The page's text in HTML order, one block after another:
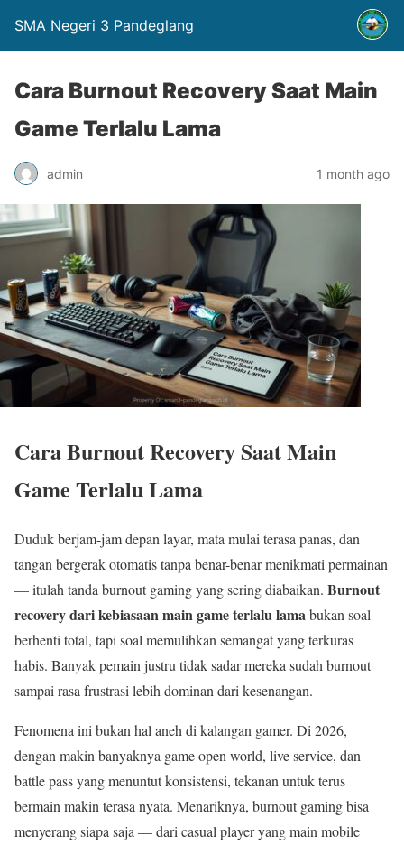
SMA Negeri 3 Pandeglang
Cara Burnout Recovery Saat Main
Game Terlalu Lama
admin 1 month ago
Cara Burnout Recovery Saat Main
Game Terlalu Lama
Duduk berjam-jam depan layar, mata mulai terasa panas, dan
tangan bergerak otomatis tanpa benar-benar menikmati permainan
— itulah tanda burnout gaming yang sering diabaikan. Burnout
recovery dari kebiasaan main game terlalu lamabukan soal
berhenti total, tapi soal memulihkan semangat yang terkuras
habis. Banyak pemain justru tidak sadar mereka sudah burnout
sampai rasa frustrasi lebih dominan dari kesenangan.
Fenomena ini bukan hal aneh di kalangan gamer. Di 2026,
dengan makin banyaknya game open world, live service, dan
battle pass yang menuntut konsistensi, tekanan untuk terus
bermain makin terasa nyata. Menariknya, burnout gaming bisa
menyerang siapa saja — dari casual player yang main mobile